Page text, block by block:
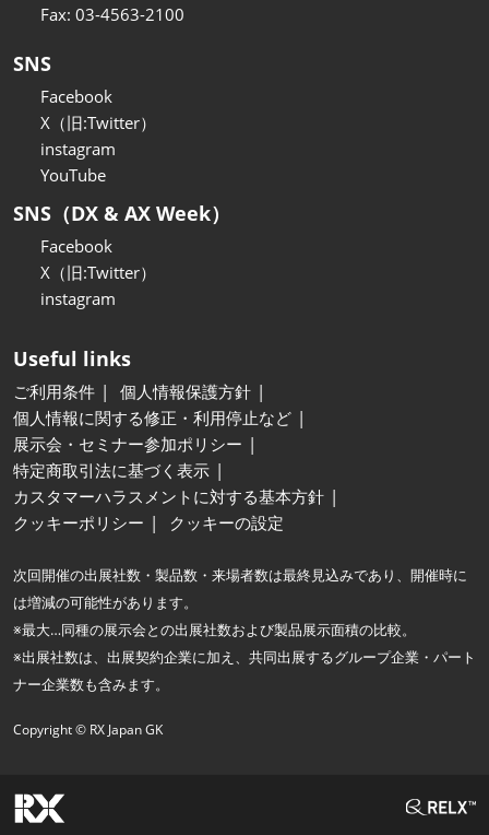
Fax: 03-4563-2100
SNS
Facebook
X（旧:Twitter）
instagram
YouTube
SNS（DX & AX Week）
Facebook
X（旧:Twitter）
instagram
Useful links
ご利用条件
個人情報保護方針
個人情報に関する修正・利用停止など
展示会・セミナー参加ポリシー
特定商取引法に基づく表示
カスタマーハラスメントに対する基本方針
クッキーポリシー
クッキーの設定
次回開催の出展社数・製品数・来場者数は最終見込みであり、開催時に
は増減の可能性があります。
※最大…同種の展示会との出展社数および製品展示面積の比較。
※出展社数は、出展契約企業に加え、共同出展するグループ企業・パート
ナー企業数も含みます。
Copyright © RX Japan GK